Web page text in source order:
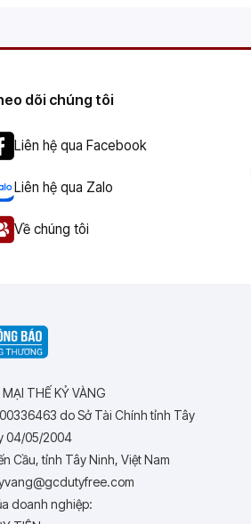
dõi chúng tôi
Liên hệ qua Facebook
Liên hệ qua Zalo
Về chúng tôi
THẾ KỶ VÀNG
do Sở Tài Chính tỉnh Tây
04/05/2004
Cầu, tỉnh Tây Ninh, Việt Nam
doanh nghiệp: